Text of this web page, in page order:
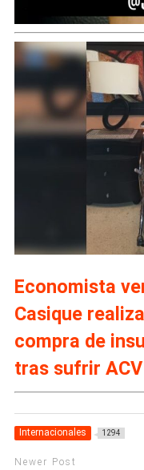
Economista
Casique
compra de
tras sufrir ACV
Internacionales 1294
Newer Post